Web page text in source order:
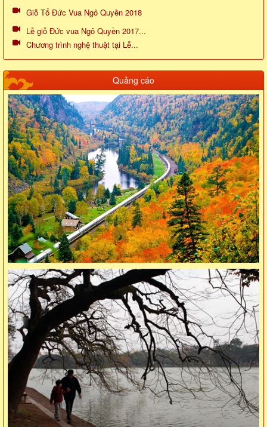
Giỗ Tổ Đức Vua Ngô Quyền 2018
Lễ giỗ Đức vua Ngô Quyền 2017...
Chương trình nghệ thuật tại Lễ...
Quảng cáo